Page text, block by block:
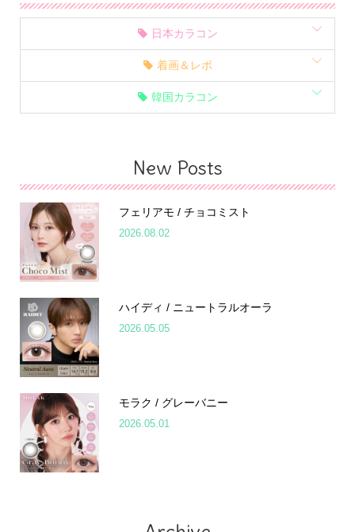
日本カラコン
着画＆レポ
韓国カラコン
New Posts
フェリアモ / チョコミスト
2026.08.02
ハイディ / ニュートラルオーラ
2026.05.05
モラク / グレーバニー
2026.05.01